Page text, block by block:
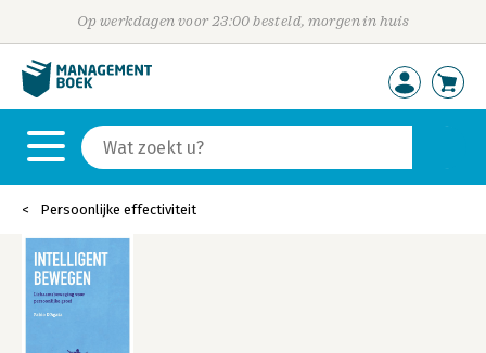
Op werkdagen voor 23:00 besteld, morgen in huis
Persoonlijke effectiviteit